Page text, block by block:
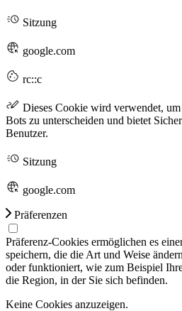
Sitzung
google.com
rc::c
Dieses Cookie wird verwendet,
Bots zu unterscheiden und bietet
Benutzer.
Sitzung
google.com
Präferenzen
Präferenz-Cookies ermöglichen es
speichern, die die Art und Weise
oder funktioniert, wie zum Beispiel
die Region, in der Sie sich befinden.
Keine Cookies anzuzeigen.